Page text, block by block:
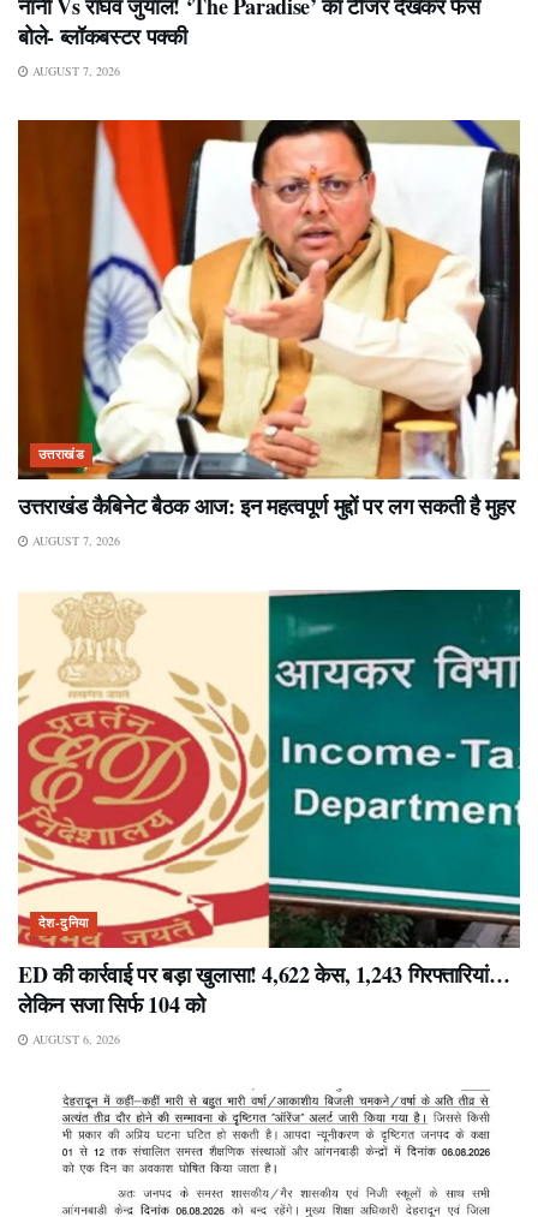
बोले- ब्लॉकबस्टर पक्की
AUGUST 7, 2026
उत्तराखंड
उत्तराखंड कैबिनेट बैठक आज: इन महत्वपूर्ण मुद्दों पर लग सकती है मुहर
AUGUST 7, 2026
देश-दुनिया
ED की कार्रवाई पर बड़ा खुलासा! 4,622 केस, 1,243 गिरफ्तारियां…
लेकिन सजा सिर्फ 104 को
AUGUST 6, 2026